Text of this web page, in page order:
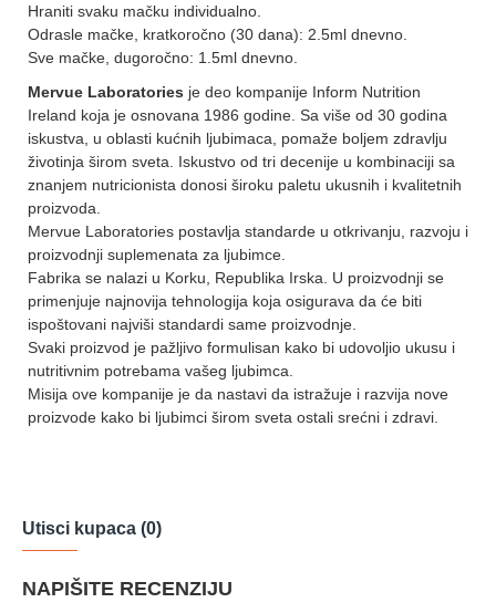
Hraniti svaku mačku individualno.
Odrasle mačke, kratkoročno (30 dana): 2.5ml dnevno.
Sve mačke, dugoročno: 1.5ml dnevno.
Mervue Laboratories je deo kompanije Inform Nutrition
Ireland koja je osnovana 1986 godine. Sa više od 30 godina
iskustva, u oblasti kućnih ljubimaca, pomaže boljem zdravlju
životinja širom sveta. Iskustvo od tri decenije u kombinaciji sa
znanjem nutricionista donosi široku paletu ukusnih i kvalitetnih
proizvoda.
Mervue Laboratories postavlja standarde u otkrivanju, razvoju i
proizvodnji suplemenata za ljubimce.
Fabrika se nalazi u Korku, Republika Irska. U proizvodnji se
primenjuje najnovija tehnologija koja osigurava da će biti
ispoštovani najviši standardi same proizvodnje.
Svaki proizvod je pažljivo formulisan kako bi udovoljio ukusu i
nutritivnim potrebama vašeg ljubimca.
Misija ove kompanije je da nastavi da istražuje i razvija nove
proizvode kako bi ljubimci širom sveta ostali srećni i zdravi.
Utisci kupaca (0)
NAPIŠITE RECENZIJU